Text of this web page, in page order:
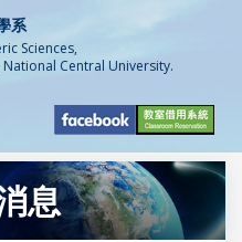
系
Sciences,
National Central University.
息